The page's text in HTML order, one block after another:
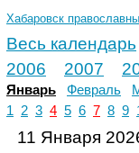
Хабаровск
Весь календарь
2006
2007
Январь Февраль
1
2 3 4 5 6 7 8 9
11 Января